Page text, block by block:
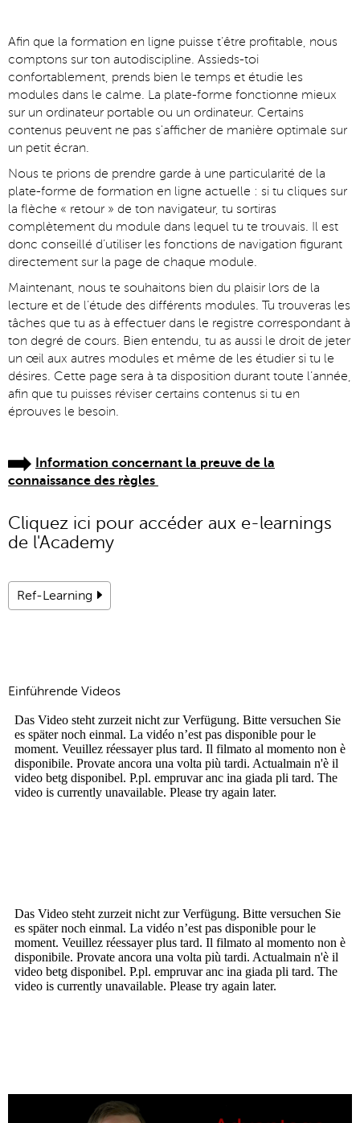
Afin que la formation en ligne puisse t’être profitable, nous
comptons sur ton autodiscipline. Assieds-toi
confortablement, prends bien le temps et étudie les
modules dans le calme. La plate-forme fonctionne mieux
sur un ordinateur portable ou un ordinateur. Certains
contenus peuvent ne pas s'afficher de manière optimale sur
un petit écran.
Nous te prions de prendre garde à une particularité de la
plate-forme de formation en ligne actuelle : si tu cliques sur
la flèche « retour » de ton navigateur, tu sortiras
complètement du module dans lequel tu te trouvais. Il est
donc conseillé d’utiliser les fonctions de navigation figurant
directement sur la page de chaque module.
Maintenant, nous te souhaitons bien du plaisir lors de la
lecture et de l’étude des différents modules. Tu trouveras les
tâches que tu as à effectuer dans le registre correspondant à
ton degré de cours. Bien entendu, tu as aussi le droit de jeter
un œil aux autres modules et même de les étudier si tu le
désires. Cette page sera à ta disposition durant toute l’année,
afin que tu puisses réviser certains contenus si tu en
éprouves le besoin.
Information concernant la preuve de la
connaissance des règles
Cliquez ici pour accéder aux e-learnings
de l'Academy
Ref-Learning
Einführende Videos